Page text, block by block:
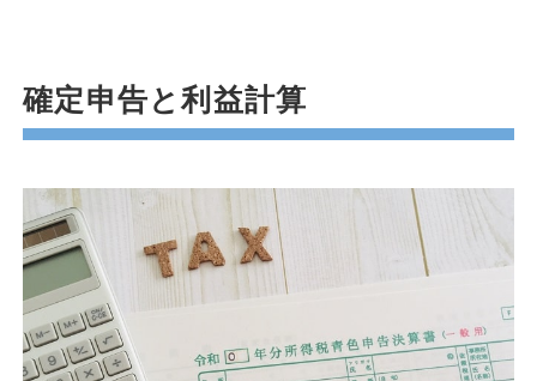
確定申告と利益計算